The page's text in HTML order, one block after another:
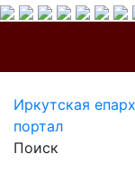
Иркутская
портал
Поиск